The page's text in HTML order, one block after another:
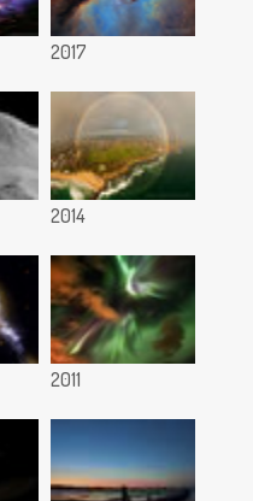
2017
2014
2011